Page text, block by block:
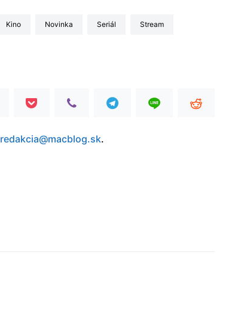
kino Novinka seriál stream
redakcia@macblog.sk.